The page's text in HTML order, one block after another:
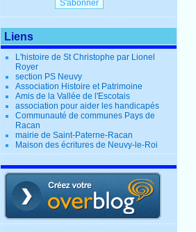
Liens
L'histoire de St Christophe par Lionel
Royer
section PS Neuvy
Association Histoire et Patrimoine
Amis de la Vallée de l'Escotais
association pour aider les handicapés
Communauté de communes Pays de
Racan
mairie de Saint-Paterne-Racan
Maison des écritures de Neuvy-le-Roi